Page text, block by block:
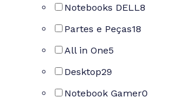
Notebooks DELL8
Partes e Peças18
All in One5
Desktop29
Notebook Gamer0